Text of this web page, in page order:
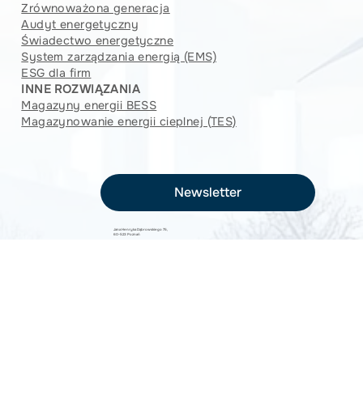
Zrównoważona generacja
Audyt energetyczny
Świadectwo energetyczne
System zarządzania energią (EMS)
ESG dla firm
INNE ROZWIĄZANIA
Magazyny energii BESS
Magazynowanie energii cieplnej (TES)
Newsletter
Jana Henryka Dąbrowskiego 75,
60-523 Poznań